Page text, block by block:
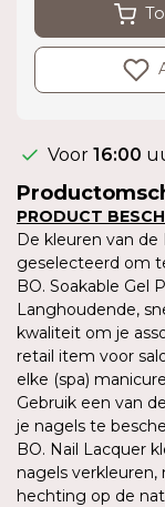
Voor 16:00
PRODUCT
De kleuren van de
geselecteerd om
BO. Soakable Gel
Langhoudende,
kwaliteit om je
retail item voor
elke (spa)
Gebruik een van
je nagels te
BO. Nail Lacquer
nagels
hechting op de